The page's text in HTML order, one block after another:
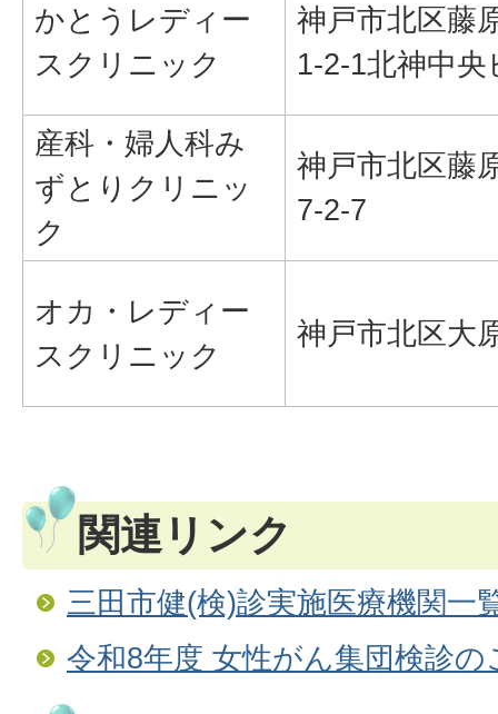
かとうレディー
スクリニック
神戸市北区藤
1-2-1北神中央
産科・婦人科み
ずとりクリニッ
ク
神戸市北区藤
7-2-7
オカ・レディー
スクリニック
神戸市北区大
関連リンク
三田市健(検)診実施医療機関一
令和8年度 女性がん集団検診の